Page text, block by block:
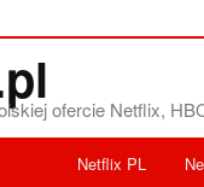
ofercie Netflix,
Netflix PL